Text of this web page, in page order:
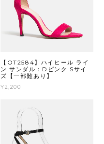
【OT2584】ハイヒール ライ
ン サンダル：Dピンク Sサイ
ズ【一部難あり】
¥2,200